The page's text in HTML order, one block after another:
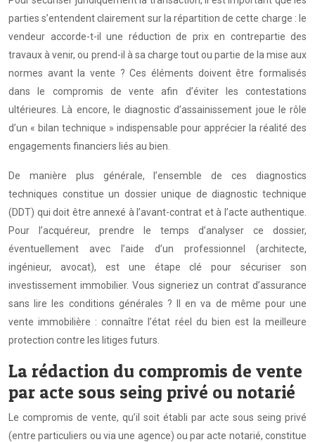
parties s’entendent clairement sur la répartition de cette charge : le
vendeur accorde-t-il une réduction de prix en contrepartie des
travaux à venir, ou prend-il à sa charge tout ou partie de la mise aux
normes avant la vente ? Ces éléments doivent être formalisés
dans le compromis de vente afin d’éviter les contestations
ultérieures. Là encore, le diagnostic d’assainissement joue le rôle
d’un « bilan technique » indispensable pour apprécier la réalité des
engagements financiers liés au bien.
De manière plus générale, l’ensemble de ces diagnostics
techniques constitue un dossier unique de diagnostic technique
(DDT) qui doit être annexé à l’avant-contrat et à l’acte authentique.
Pour l’acquéreur, prendre le temps d’analyser ce dossier,
éventuellement avec l’aide d’un professionnel (architecte,
ingénieur, avocat), est une étape clé pour sécuriser son
investissement immobilier. Vous signeriez un contrat d’assurance
sans lire les conditions générales ? Il en va de même pour une
vente immobilière : connaître l’état réel du bien est la meilleure
protection contre les litiges futurs.
La rédaction du compromis de vente
par acte sous seing privé ou notarié
Le compromis de vente, qu’il soit établi par acte sous seing privé
(entre particuliers ou via une agence) ou par acte notarié, constitue